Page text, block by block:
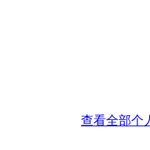
查看全部个